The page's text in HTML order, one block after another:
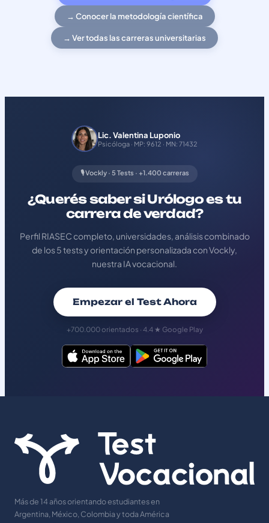
→ Conocer la metodología científica
→ Ver todas las carreras universitarias
Lic. Valentina Luponio
Psicóloga · MP: 9612 · MN: 71432
🎙️ Vockly · 5 Tests · +1.400 carreras
¿Querés saber si Urólogo es tu
carrera de verdad?
Perfil RIASEC completo, universidades, análisis combinado
de los 5 tests y orientación personalizada con Vockly,
nuestra IA vocacional.
Empezar el Test Ahora
+700.000 orientados · 4.4 ★ Google Play
Más de 14 años orientando estudiantes en
Argentina, México, Colombia y toda América